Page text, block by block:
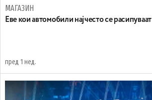
МАГАЗИН
Еве кои автомобили најчесто се расипуваат
пред 1 нед.